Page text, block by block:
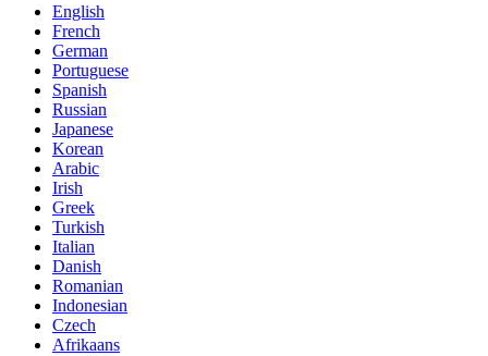
English
French
German
Portuguese
Spanish
Russian
Japanese
Korean
Arabic
Irish
Greek
Turkish
Italian
Danish
Romanian
Indonesian
Czech
Afrikaans